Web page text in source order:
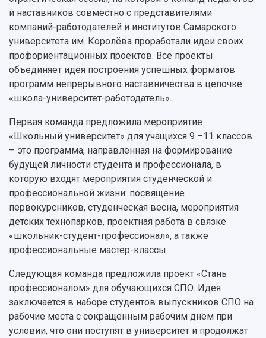
Фирменный стиль
Устойчивое развитие
Кампус
3D-тур по университету
Музеи
Учебный аэродром
Центр истории авиационных двигателей
Ботанический сад
Умный дом бабочек
Международный межвузовский кампус
Сведения об образовательной организации
Официальные документы
Библиотека
Видеолекции
Противодействие COVID-19
Отчеты о научно-исследовательской
Журналы Самарского университета
Научные конференции
Публикации и издания
и наставников совместно с представителями
компаний-работодателей и институтов Самарского
университета им. Королёва проработали идеи своих
профориентационных проектов. Все проекты
объединяет идея построения успешных форматов
программ непрерывного наставничества в цепочке
«школа-университет-работодатель».
Первая команда предложила мероприятие
«Школьный университет» для учащихся 9 –11 классов
– это программа, направленная на формирование
будущей личности студента и профессионала, в
которую входят мероприятия студенческой и
профессиональной жизни: посвящение
первокурсников, студенческая весна, мероприятия
детских технопарков, проектная работа в связке
«школьник-студент-профессионал», а также
профессиональные мастер-классы.
Следующая команда предложила проект «Стань
профессионалом» для обучающихся СПО. Идея
заключается в наборе студентов выпускников СПО на
рабочие места с сокращённым рабочим днём при
условии, что они поступят в университет и продолжат